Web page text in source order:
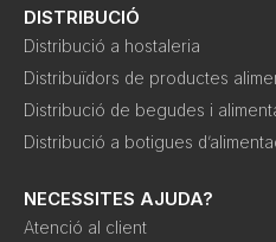
DISTRIBUCIÓ
Distribució a hostaleria
Distribuïdors de productes
Distribució de begudes i
Distribució a botigues
NECESSITES AJUDA?
Atenció al client